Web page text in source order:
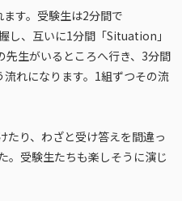
す。受験生は2分間で
し、互いに1分間「Situation」
先生がいるところへ行き、3分間
れになります。1組ずつその流
たり、わざと受け答えを間違っ
。受験生たちも楽しそうに演じ